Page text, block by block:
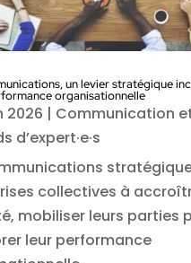
un levier stratégique
organisationnelle
2026 | Communication
d’expert·e·s
collectives à
mobiliser leurs parties
leur performance